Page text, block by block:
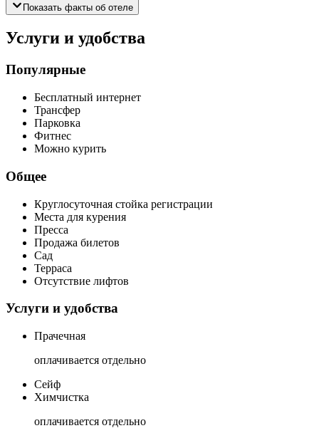
Показать факты об отеле
Услуги и удобства
Популярные
Бесплатный интернет
Трансфер
Парковка
Фитнес
Можно курить
Общее
Круглосуточная стойка регистрации
Места для курения
Пресса
Продажа билетов
Сад
Терраса
Отсутствие лифтов
Услуги и удобства
Прачечная
оплачивается отдельно
Сейф
Химчистка
оплачивается отдельно